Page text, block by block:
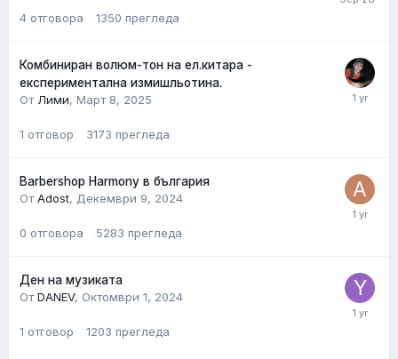
4 отговора 1350 прегледа
Комбиниран волюм-тон на ел.китара -
експериментална измишльотина.
От Лими, Март 8, 2025
1 отговор 3173 прегледа
Barbershop Harmony в българия
ОтAdost, Декември 9, 2024
0 отговора 5283 прегледа
Ден на музиката
ОтDANEV, Октомври 1, 2024
1 отговор 1203 прегледа